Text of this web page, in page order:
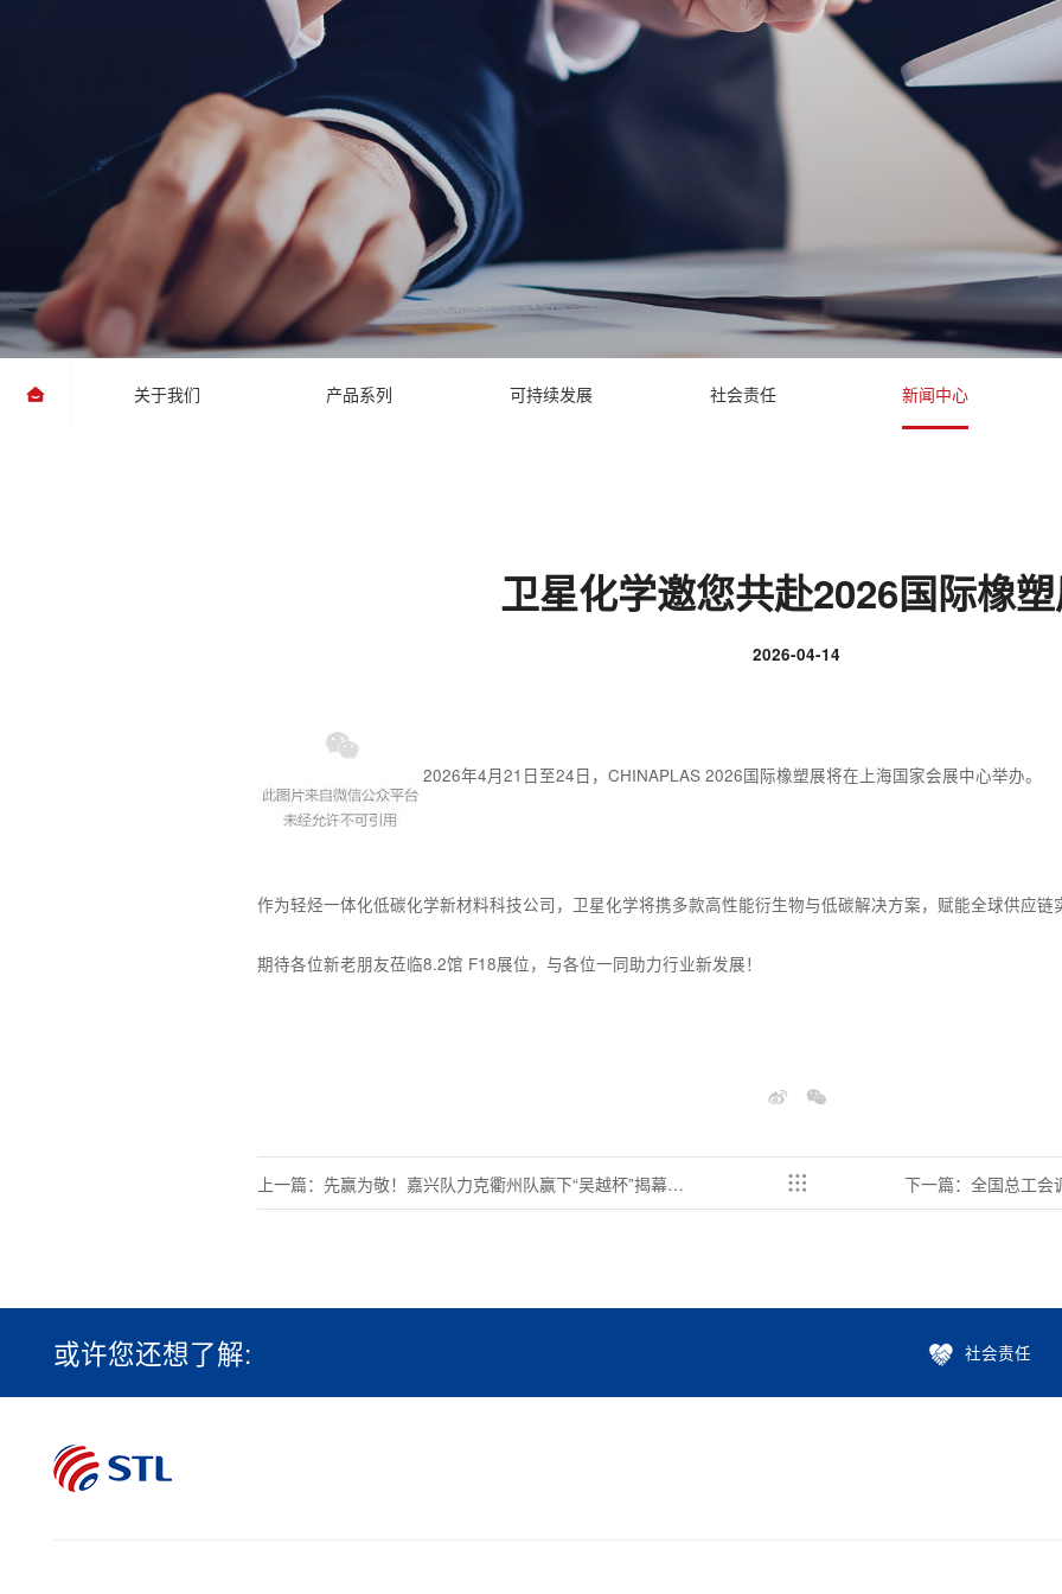
关于我们 产品系列 可持续发展 社会责任 新闻中心
卫星化学邀您共赴2026国际橡
2026-04-14
2026年4月21日至24日，CHINAPLAS 2026国际橡塑展将在上海国家会展中心举办。
作为轻烃一体化低碳化学新材料科技公司，卫星化学将携多款高性能衍生物与低碳解决方案，赋能全球供应链
期待各位新老朋友莅临8.2馆 F18展位，与各位一同助力行业新发展！
上一篇：先赢为敬！嘉兴队力克衢州队赢下“吴越杯”揭幕 下一篇：全国总工会
或许您还想了解: 社会责任